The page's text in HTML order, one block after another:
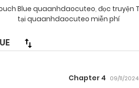
Blue quaanhdaocuteo, đọc truyện
tại quaanhdaocuteo miễn phí
Chapter 4 09/11/2024